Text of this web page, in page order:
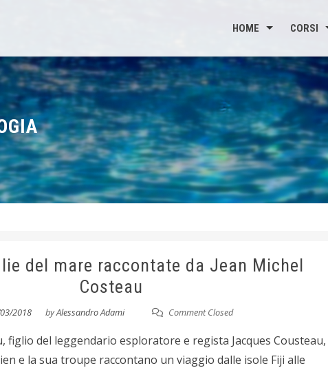
HOME CORSI
del mare raccontate da Jean Michel
Costeau
2018 byAlessandro Adami Comment Closed
figlio del leggendario esploratore e regista Jacques Cousteau,
e la sua troupe raccontano un viaggio dalle isole Fiji alle